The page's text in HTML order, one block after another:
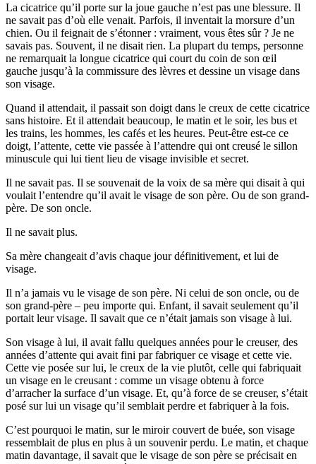
La cicatrice qu’il porte sur la joue gauche n’est pas une blessure. Il
ne savait pas d’où elle venait. Parfois, il inventait la morsure d’un
chien. Ou il feignait de s’étonner : vraiment, vous êtes sûr ? Je ne
savais pas. Souvent, il ne disait rien. La plupart du temps, personne
ne remarquait la longue cicatrice qui court du coin de son œil
gauche jusqu’à la commissure des lèvres et dessine un visage dans
son visage.
Quand il attendait, il passait son doigt dans le creux de cette cicatrice
sans histoire. Et il attendait beaucoup, le matin et le soir, les bus et
les trains, les hommes, les cafés et les heures. Peut-être est-ce ce
doigt, l’attente, cette vie passée à l’attendre qui ont creusé le sillon
minuscule qui lui tient lieu de visage invisible et secret.
Il ne savait pas. Il se souvenait de la voix de sa mère qui disait à qui
voulait l’entendre qu’il avait le visage de son père. Ou de son grand-
père. De son oncle.
Il ne savait plus.
Sa mère changeait d’avis chaque jour définitivement, et lui de
visage.
Il n’a jamais vu le visage de son père. Ni celui de son oncle, ou de
son grand-père – peu importe qui. Enfant, il savait seulement qu’il
portait leur visage. Il savait que ce n’était jamais son visage à lui.
Son visage à lui, il avait fallu quelques années pour le creuser, des
années d’attente qui avait fini par fabriquer ce visage et cette vie.
Cette vie posée sur lui, le creux de la vie plutôt, celle qui fabriquait
un visage en le creusant : comme un visage obtenu à force
d’arracher la surface d’un visage. Et, qu’à force de se creuser, s’était
posé sur lui un visage qu’il semblait perdre et fabriquer à la fois.
C’est pourquoi le matin, sur le miroir couvert de buée, son visage
ressemblait de plus en plus à un souvenir perdu. Le matin, et chaque
matin davantage, il savait que le visage de son père se précisait en